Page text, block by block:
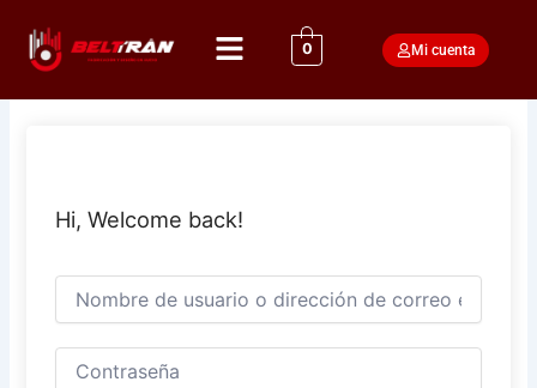
contenido
Menú 0 Mi cuenta
Hi, Welcome back!